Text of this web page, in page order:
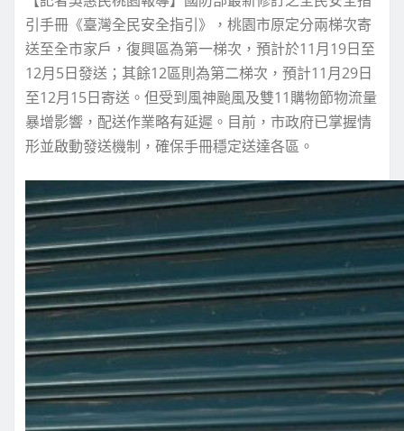
引手冊《臺灣全民安全指引》，桃園市原定分兩梯次寄
送至全市家戶，復興區為第一梯次，預計於11月19日至
12月5日發送；其餘12區則為第二梯次，預計11月29日
至12月15日寄送。但受到風神颱風及雙11購物節物流量
暴增影響，配送作業略有延遲。目前，市政府已掌握情
形並啟動發送機制，確保手冊穩定送達各區。